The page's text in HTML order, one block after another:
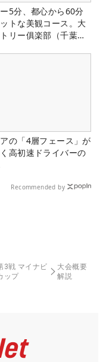
5分、都心から60分
トな美観コース。大
リー俱楽部（千葉
の「4層フェース」が
高初速ドライバーの
Recommended by
3戦 マイナビ
ップ
大会概要
解説